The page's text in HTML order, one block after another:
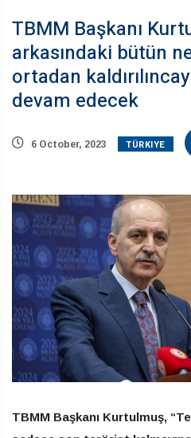
TBMM Başkanı
arkasındaki bütün
ortadan
devam edecek
6 October, 2023 TÜRKIYE
TBMM Başkanı Kurtulmuş,